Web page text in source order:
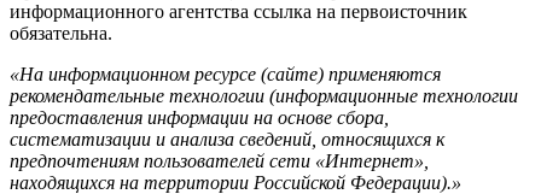
информационного агентства ссылка на первоисточник
обязательна.
«На информационном ресурсе (сайте) применяются
рекомендательные технологии (информационные технологии
предоставления информации на основе сбора,
систематизации и анализа сведений, относящихся к
предпочтениям пользователей сети «Интернет»,
находящихся на территории Российской Федерации).»